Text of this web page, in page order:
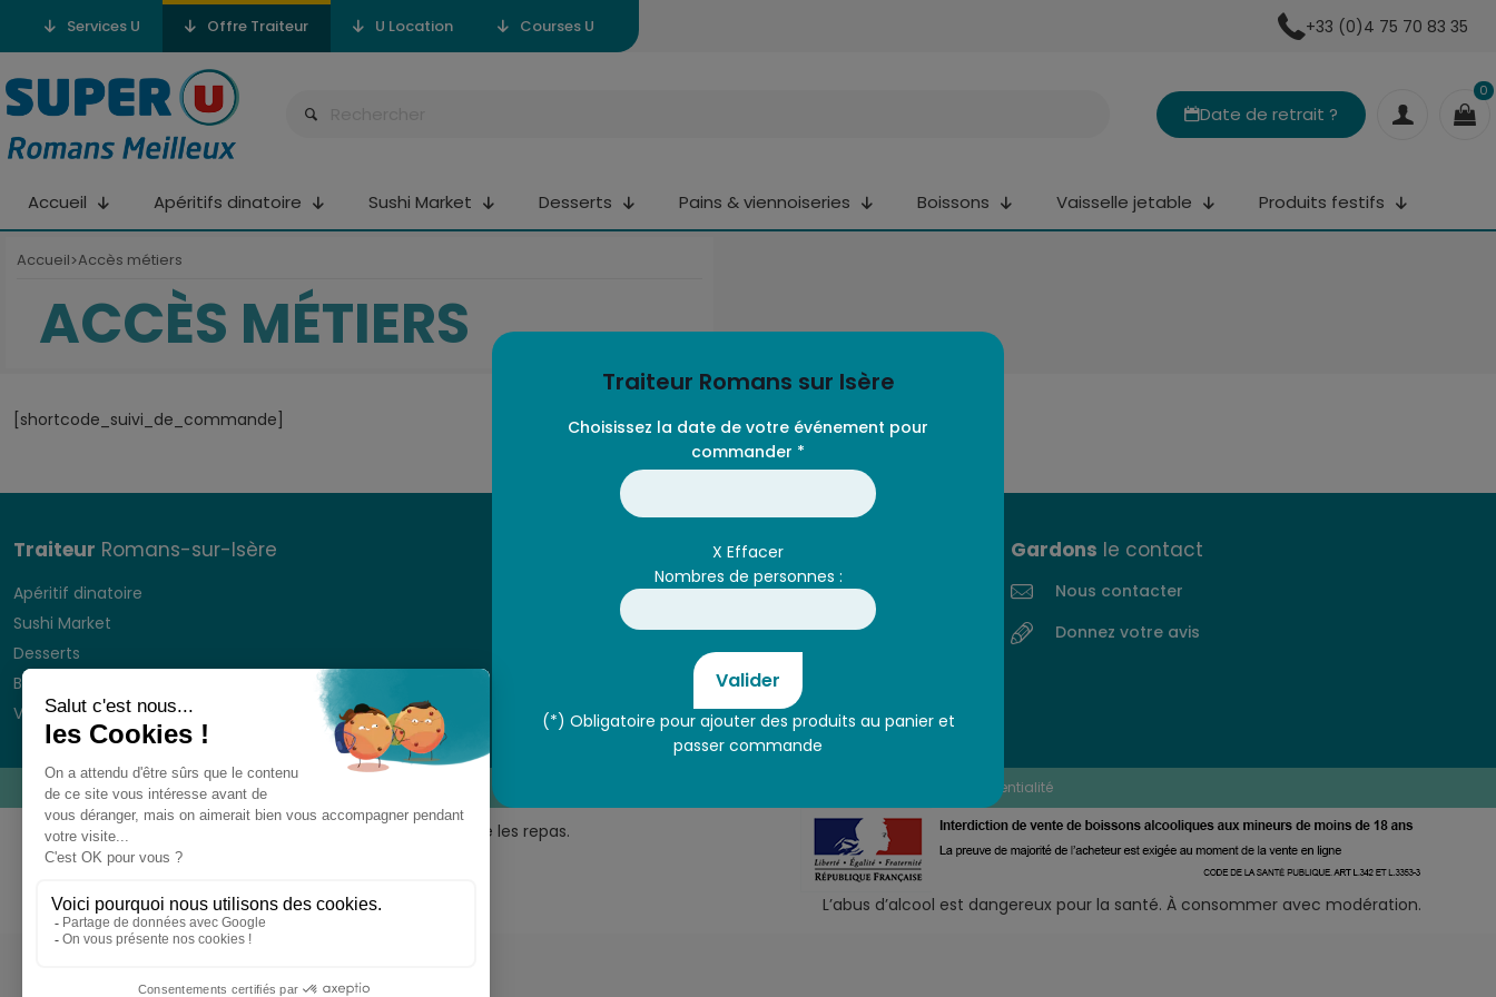
Services U Offre Traiteur U Location Courses U +33 (0)4 75 70 83 35
Date de retrait ?
0
Accueil Apéritifs dinatoire Sushi Market Desserts Pains & viennoiseries Boissons Vaisselle jetable Produits festifs
Accueil>Accès métiers
ACCÈS MÉTIERS
[shortcode_suivi_de_commande]
Traiteur Romans-sur-Isère
Apéritif dinatoire
Sushi Market
Desserts
Boissons
Vaisselle jetable
Romans Meilleux
Traiteur Romans-sur-Isère
Gardons le contact
Nous contacter
Donnez votre avis
Confidentialité
Pour votre santé, ne grignotez pas entre les repas.
L’abus d’alcool est dangereux pour la santé. À consommer avec modération.
Traiteur Romans sur Isère
Choisissez la date de votre événement pour
commander *
X Effacer
Nombres de personnes :
Valider
(*) Obligatoire pour ajouter des produits au panier et
passer commande